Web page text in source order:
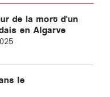
de la mort d'un
en Algarve
le